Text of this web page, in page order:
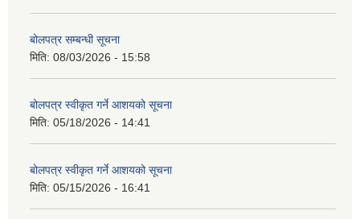
बोलपत्र सम्बन्धी सूचना
मिति: 08/03/2026 - 15:58
बोलपत्र स्वीकृत गर्ने आशयको सूचना
मिति: 05/18/2026 - 14:41
बोलपत्र स्वीकृत गर्ने आशयको सूचना
मिति: 05/15/2026 - 16:41